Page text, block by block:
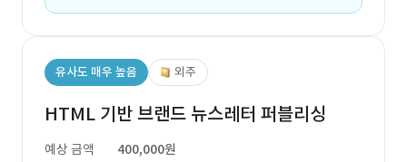
유사도 매우 높음 외주
HTML 기반 브랜드 뉴스레터 퍼블리싱
예상 금액
400,000원